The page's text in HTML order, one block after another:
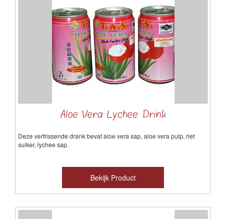
Aloe Vera Lychee Drink
Deze verfrissende drank bevat aloe vera sap, aloe vera pulp, riet
suiker, lychee sap.
Bekijk Product